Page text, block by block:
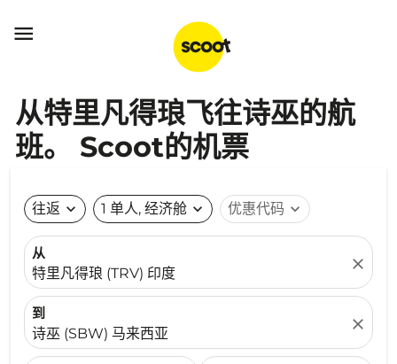

从特里凡得琅飞往诗巫的航
班。 Scoot的机票
往返 expand_more 1 单人, 经济舱 expand_more 优惠代码 expand_more
从
特里凡得琅 (TRV) 印度
close
到
诗巫 (SBW) 马来西亚
close